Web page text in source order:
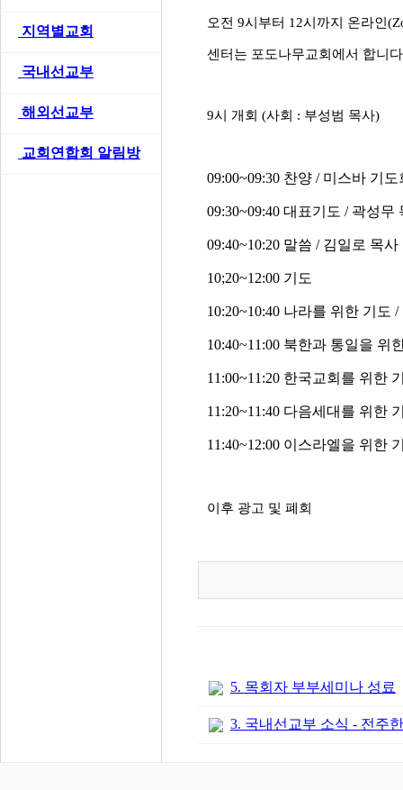
지역별교회
국내선교부
해외선교부
교회연합회 알림방
오전 9시부터 12시까지 온라인
센터는 포도나무교회에서 합니
9시 개회 (사회 : 부성범 목사)
09:00~09:30 찬양 / 미스바 기도
09:30~09:40 대표기도 / 곽성무
09:40~10:20 말씀 / 김일로 목사
10;20~12:00 기도
10:20~10:40 나라를 위한 기도 /
10:40~11:00 북한과 통일을 위
11:00~11:20 한국교회를 위한
11:20~11:40 다음세대를 위한
11:40~12:00 이스라엘을 위한
이후 광고 및 폐회
5. 목회자 부부세미나 성료
3. 국내선교부 소식 - 전주